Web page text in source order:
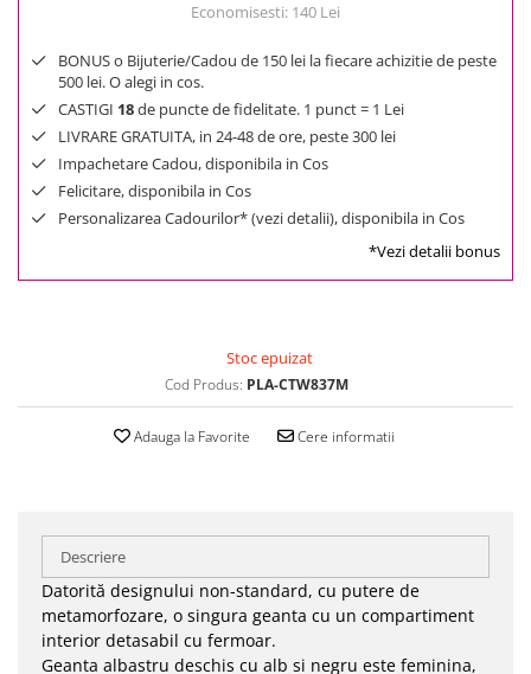
Economisesti: 140 Lei
BONUS o Bijuterie/Cadou de 150 lei la fiecare achizitie de peste
500 lei. O alegi in cos.
CASTIGI 18de puncte de fidelitate. 1 punct = 1 Lei
LIVRARE GRATUITA, in 24-48 de ore, peste 300 lei
Impachetare Cadou, disponibila in Cos
Felicitare, disponibila in Cos
Personalizarea Cadourilor* (vezi detalii), disponibila in Cos
*Vezi detalii bonus
Stoc epuizat
Cod Produs: PLA-CTW837M
Adauga la Favorite Cere informatii
Descriere
Datorită designului non-standard, cu putere de
metamorfozare, o singura geanta cu un compartiment
interior detasabil cu fermoar.
Geanta albastru deschis cu alb si negru este feminina,